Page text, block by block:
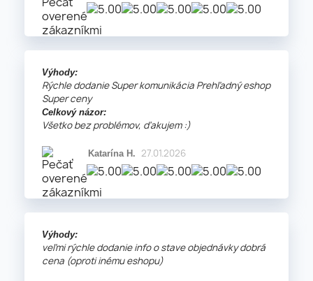
Výhody:
Rýchle dodanie Super komunikácia Prehľadný eshop
Super ceny
Celkový názor:
Všetko bez problémov, ďakujem :)
Katarína H. 27.01.2026
Výhody:
veľmi rýchle dodanie info o stave objednávky dobrá
cena (oproti inému eshopu)